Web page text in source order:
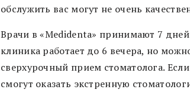
обслужить вас могут не очень
Врачи в «Medidenta» принимают 7
клиника работает до 6 вечера, но
сверхурочный прием стоматолога.
смогут оказать экстренную